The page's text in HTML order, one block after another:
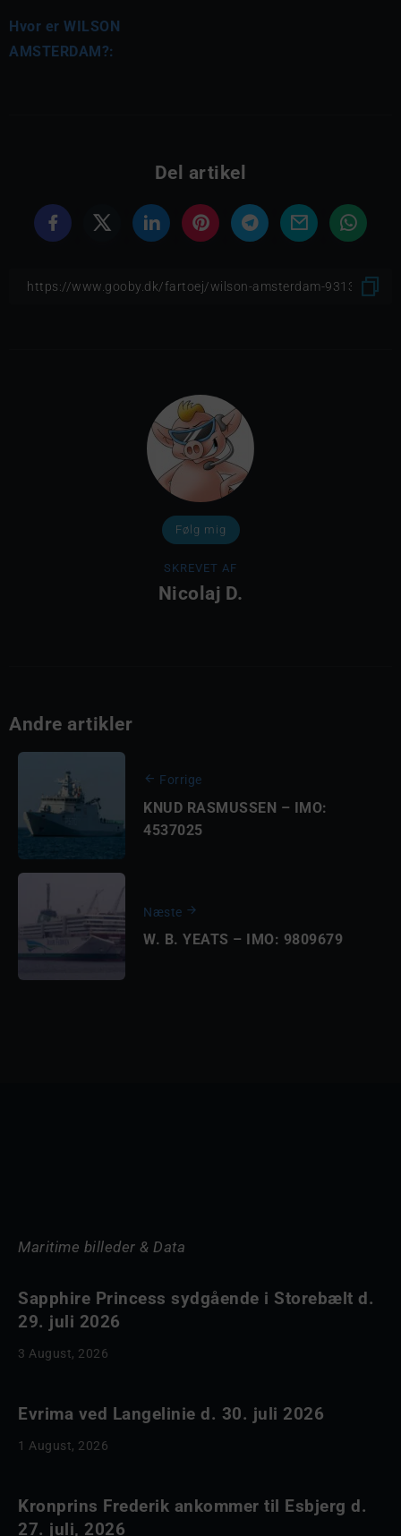
Hvor er WILSON
AMSTERDAM?:
Del artikel
Følg mig
SKREVET AF
Nicolaj D.
Andre artikler
Forrige
KNUD RASMUSSEN – IMO:
4537025
Næste
W. B. YEATS – IMO: 9809679
Maritime billeder & Data
Sapphire Princess sydgående i Storebælt d.
29. juli 2026
3 August, 2026
Evrima ved Langelinie d. 30. juli 2026
1 August, 2026
Kronprins Frederik ankommer til Esbjerg d.
27. juli, 2026